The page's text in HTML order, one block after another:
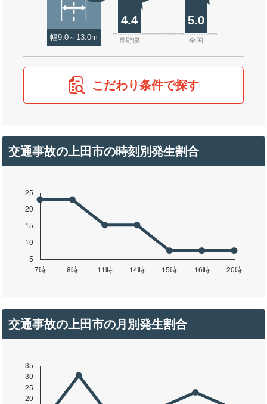
幅9.0～13.0m
4.4 5.0
長野県 全国
こだわり条件で探す
交通事故の上田市の時刻別発生割合
交通事故の上田市の月別発生割合